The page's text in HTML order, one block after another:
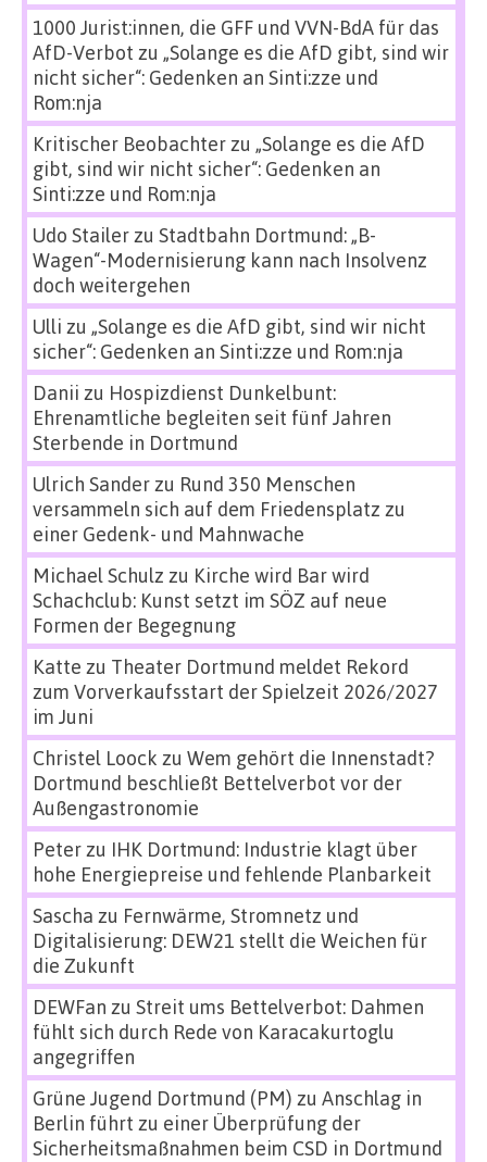
1000 Jurist:innen, die GFF und VVN-BdA für das
AfD-Verbot zu „Solange es die AfD gibt, sind wir
nicht sicher“: Gedenken an Sinti:zze und
Rom:nja
Kritischer Beobachterzu „Solange es die AfD
gibt, sind wir nicht sicher“: Gedenken an
Sinti:zze und Rom:nja
Udo Stailerzu Stadtbahn Dortmund: „B-
Wagen“-Modernisierung kann nach Insolvenz
doch weitergehen
Ulli zu „Solange es die AfD gibt, sind wir nicht
sicher“: Gedenken an Sinti:zze und Rom:nja
Danii zu Hospizdienst Dunkelbunt:
Ehrenamtliche begleiten seit fünf Jahren
Sterbende in Dortmund
Ulrich Sanderzu Rund 350 Menschen
versammeln sich auf dem Friedensplatz zu
einer Gedenk- und Mahnwache
Michael Schulz zu Kirche wird Bar wird
Schachclub: Kunst setzt im SÖZ auf neue
Formen der Begegnung
Katte zu Theater Dortmund meldet Rekord
zum Vorverkaufsstart der Spielzeit 2026/2027
im Juni
Christel Loock zu Wem gehört die Innenstadt?
Dortmund beschließt Bettelverbot vor der
Außengastronomie
Peterzu IHK Dortmund: Industrie klagt über
hohe Energiepreise und fehlende Planbarkeit
Sascha zu Fernwärme, Stromnetz und
Digitalisierung: DEW21 stellt die Weichen für
die Zukunft
DEWFan zu Streit ums Bettelverbot: Dahmen
fühlt sich durch Rede von Karacakurtoglu
angegriffen
Grüne Jugend Dortmund (PM) zu Anschlag in
Berlin führt zu einer Überprüfung der
Sicherheitsmaßnahmen beim CSD in Dortmund